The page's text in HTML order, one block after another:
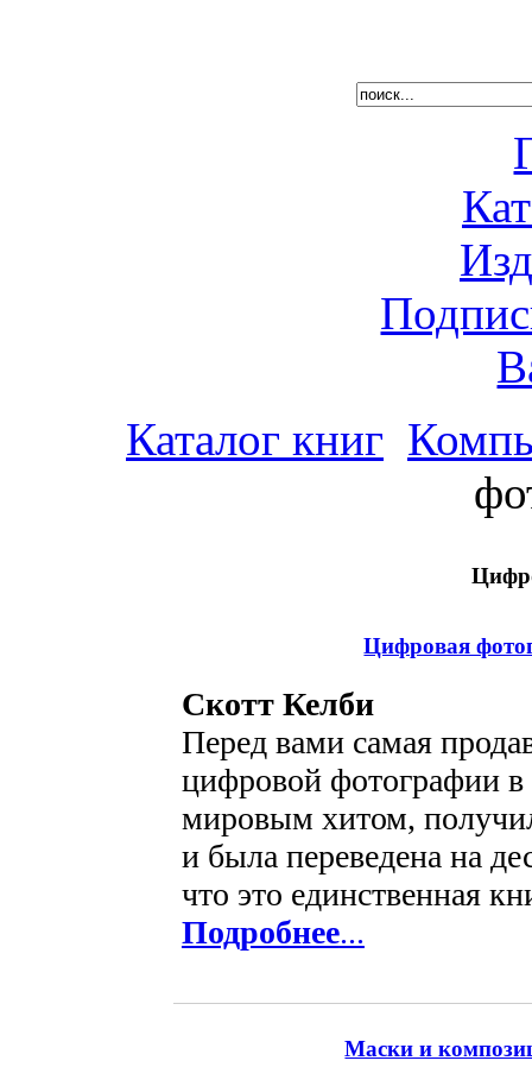
Каталог книг
Цифровая
Скотт Келби
Перед вами самая
цифровой фотографии в
мировым хитом,
и была переведена на
что это единственная
Подробнее...
Маски и